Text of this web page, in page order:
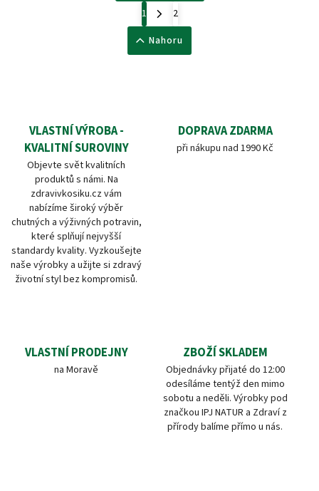
1
2
Nahoru
VLASTNÍ VÝROBA -
KVALITNÍ SUROVINY
Objevte svět kvalitních
produktů s námi. Na
zdravivkosiku.cz vám
nabízíme široký výběr
chutných a výživných potravin,
které splňují nejvyšší
standardy kvality. Vyzkoušejte
naše výrobky a užijte si zdravý
životní styl bez kompromisů.
DOPRAVA ZDARMA
při nákupu nad 1990 Kč
VLASTNÍ PRODEJNY
na Moravě
ZBOŽÍ SKLADEM
Objednávky přijaté do 12:00
odesíláme tentýž den mimo
sobotu a neděli. Výrobky pod
značkou IPJ NATUR a Zdraví z
přírody balíme přímo u nás.